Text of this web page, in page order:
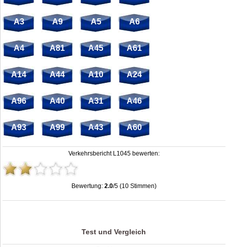
A3 A9 A5 A6
A4 A81 A45 A61
A14 A44 A10 A24
A96 A40 A31 A46
A93 A99 A43 A60
Verkehrsbericht L1045 bewerten:
Bewertung: 2.0/5 (10 Stimmen)
Stau L1045: Unfälle, Sperrung & Baustellen | Staumelder L1045 ,2.0out of5
Test und Vergleich